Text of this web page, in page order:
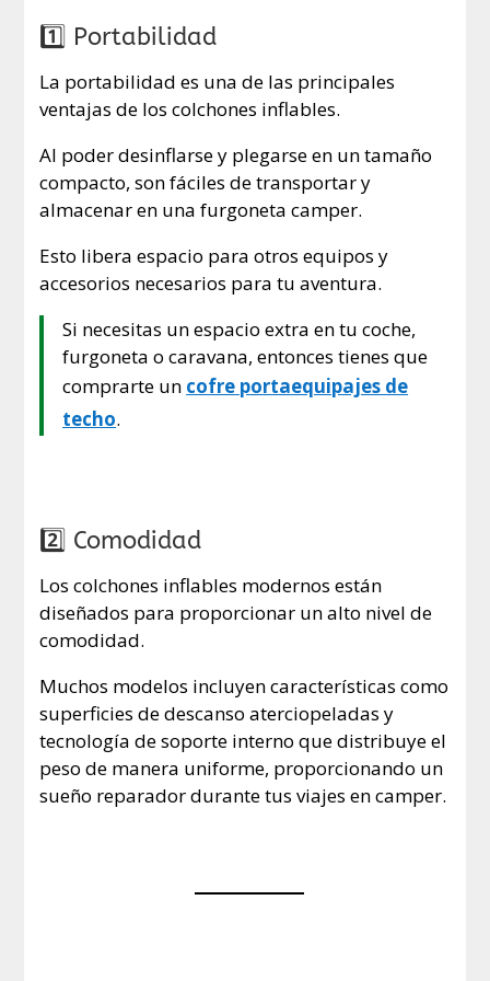
1️⃣ Portabilidad
La portabilidad es una de las principales
ventajas de los colchones inflables.
Al poder desinflarse y plegarse en un tamaño
compacto, son fáciles de transportar y
almacenar en una furgoneta camper.
Esto libera espacio para otros equipos y
accesorios necesarios para tu aventura.
Si necesitas un espacio extra en tu coche,
furgoneta o caravana, entonces tienes que
comprarte un cofre portaequipajes de
techo.
2️⃣ Comodidad
Los colchones inflables modernos están
diseñados para proporcionar un alto nivel de
comodidad.
Muchos modelos incluyen características como
superficies de descanso aterciopeladas y
tecnología de soporte interno que distribuye el
peso de manera uniforme, proporcionando un
sueño reparador durante tus viajes en camper.